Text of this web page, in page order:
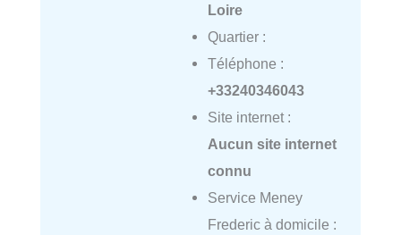
Loire
Quartier :
Téléphone :
+33240346043
Site internet :
Aucun site internet
connu
Service Meney
Frederic à domicile :